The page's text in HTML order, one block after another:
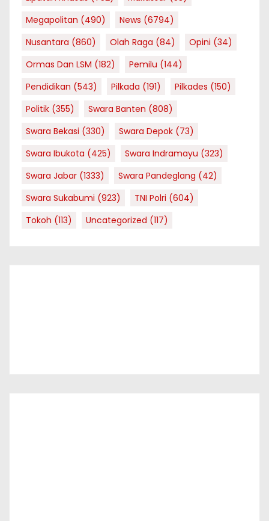
Megapolitan (490) News (6794)
Nusantara (860) Olah Raga (84) Opini (34)
Ormas Dan LSM (182) Pemilu (144)
Pendidikan (543) Pilkada (191) Pilkades (150)
Politik (355) Swara Banten (808)
Swara Bekasi (330) Swara Depok (73)
Swara Ibukota (425) Swara Indramayu (323)
Swara Jabar (1333) Swara Pandeglang (42)
Swara Sukabumi (923) TNI Polri (604)
Tokoh (113) Uncategorized (117)